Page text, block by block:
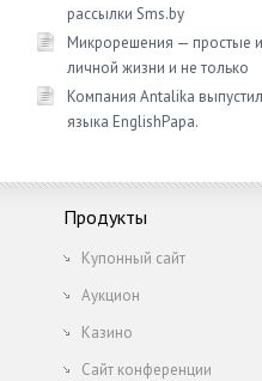
рассылки Sms.by
Микрорешения — простые
личной жизни и не только
Компания Antalika
языка EnglishРapa.
Продукты
Купонный сайт
Аукцион
Казино
Сайт конференции